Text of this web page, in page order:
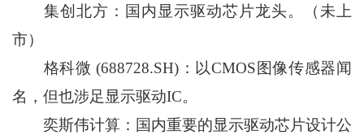
集创北方：国内显示驱动芯片龙头。（未上
市）
格科微 (688728.SH)：以CMOS图像传感器闻
名，但也涉足显示驱动IC。
奕斯伟计算：国内重要的显示驱动芯片设计公